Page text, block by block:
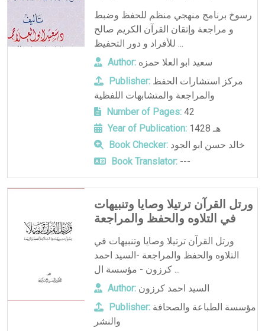
رسوخ برنامج منهجي منظم للحفظ وضبط
و مراجعة وإتقان القرآن الكريم صالح
للأفراد و دور التحفيظ ...
Author: سعيد ابو العلا حمزه
Publisher: مركز استشارات الحفظ
والمراجعة والمتشابهات اللفظية
Number of Pages:42
Year of Publication:
1428 هـ
Book Checker: خالد حسن ابو الجود
Book Translator:---
ورتل القرآن ترتيلا وصايا وتنبيهات
في التلاوه والحفظ والمراجعة
ورتل القرآن ترتيلا وصايا وتنبيهات في
التلاوه والحفظ والمراجعة -السيد احمد
كرزون - مؤسسة ال ...
Author: السيد احمد كرزون
Publisher: مؤسسة الطباعة والصحافة
والنشر